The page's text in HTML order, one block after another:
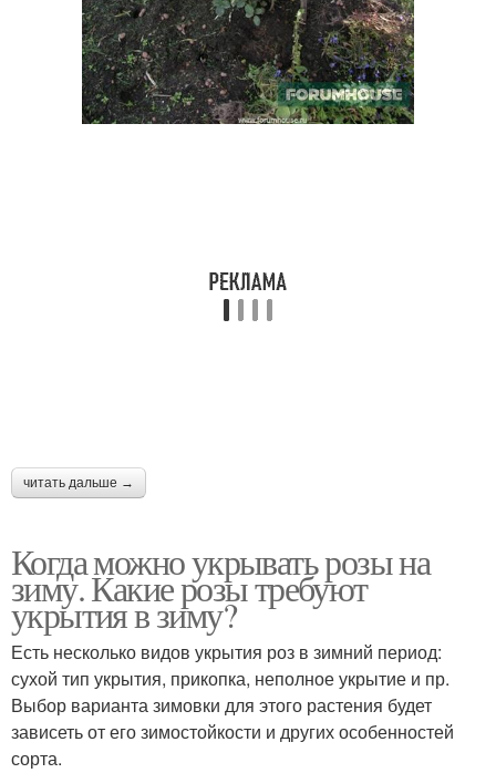
читать дальше →
Когда можно укрывать розы на
зиму. Какие розы требуют
укрытия в зиму?
Есть несколько видов укрытия роз в зимний период:
сухой тип укрытия, прикопка, неполное укрытие и пр.
Выбор варианта зимовки для этого растения будет
зависеть от его зимостойкости и других особенностей
сорта.